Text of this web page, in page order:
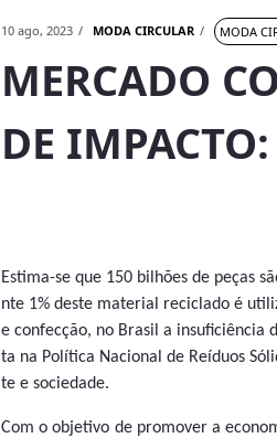
10 ago, 2023 MODA CIRCULAR MODA
MERCADO
DE
Estima-se que 150 bilhões de peças
nte 1% deste material reciclado é
e confecção, no Brasil a insuficiência
ta na Política Nacional de Reíduos
te e sociedade.
Com o objetivo de promover a